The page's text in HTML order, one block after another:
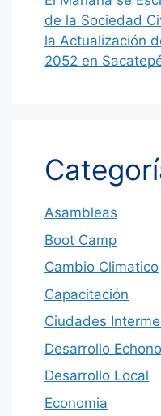
de la Sociedad
la Actualización
2052 en
Asambleas
Boot Camp
Cambio Climatico
Capacitación
Ciudades
Desarrollo
Desarrollo Local
Economia